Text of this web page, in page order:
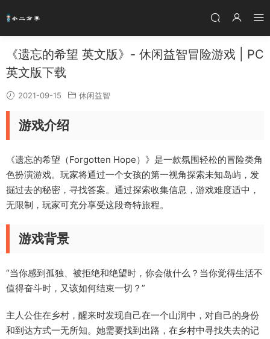
《遗忘的希望 英文版》- 休闲益智冒险游戏 | PC
英文版下载
2021-09-15 休闲益智
游戏介绍
《遗忘的希望（Forgotten Hope）》是一款氛围轻松的冒险类角
色扮演游戏。玩家将通过一个女孩的第一视角探索未知岛屿，发
掘过去的秘密，寻找答案。通过探索收集信息，游戏难度适中，
无限制，玩家可充分享受这段奇特旅程。
游戏背景
“当你感到孤独、被拒绝和绝望时，你会做什么？当你觉得生活不
值得奋斗时，又该如何结束一切？”
主人公住在乡村，醒来时发现自己在一个山洞中，对自己的身份
和到达方式一无所知。她需要找到出路，在乡村中寻找失去的记